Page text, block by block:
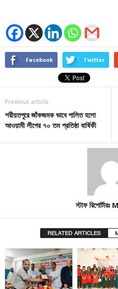
Facebook Twitter
Previous article
শরীয়তপুরে জাঁকজমক ভাবে পালিত হলো
আওয়ামী লীগের ৭০ তম প্রতিষ্ঠা বার্ষিকী
স্টাফ
RELATED ARTICLES